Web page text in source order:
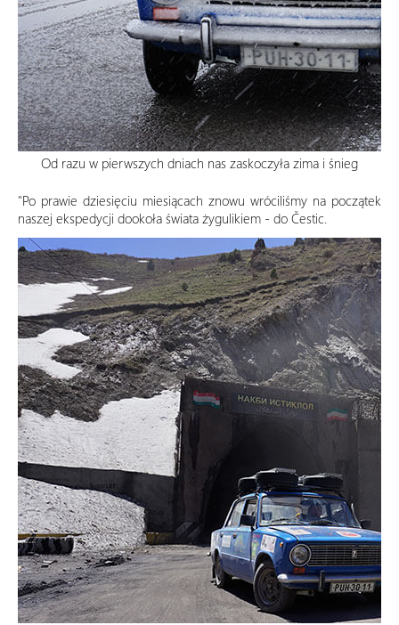
Od razu w pierwszych dniach nas zaskoczyła zima i śnieg
"Po prawie dziesięciu miesiącach znowu wróciliśmy na początek
naszej ekspedycji dookoła świata żygulikiem - do Čestic.